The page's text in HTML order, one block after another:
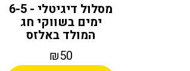
מסלול דיגיטלי - 6-5
ימים בשווקי חג
המולד באלזס
₪50